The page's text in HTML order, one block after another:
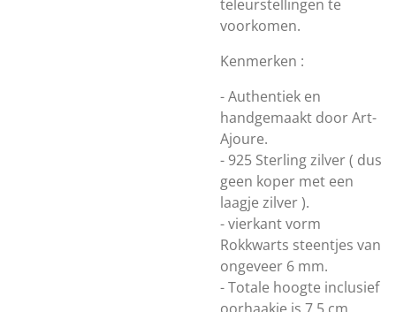
teleurstellingen te
voorkomen.
Kenmerken :
- Authentiek en
handgemaakt door Art-
Ajoure.
- 925 Sterling zilver ( dus
geen koper met een
laagje zilver ).
- vierkant vorm
Rokkwarts steentjes van
ongeveer 6 mm.
- Totale hoogte inclusief